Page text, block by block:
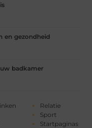
Relatie
Sport
Startpaginas
en gezondheid
badkamer